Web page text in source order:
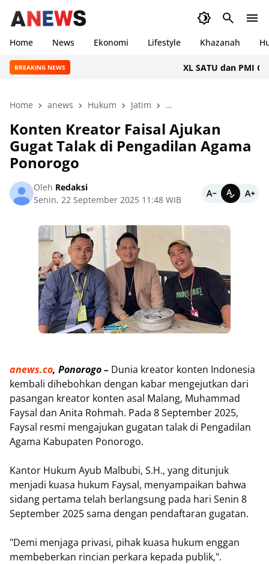
Home News Ekonomi Lifestyle Khazanah
BREAKING NEWS XL SATU dan PMI
Home anews Hukum Jatim Konten Kreator Faisal
Konten Kreator Faisal Ajukan
Gugat Talak di Pengadilan Agama
Ponorogo
Oleh Redaksi
Senin, 22 September 2025 11:48 WIB
anews.co, Ponorogo – Dunia kreator konten Indonesia
kembali dihebohkan dengan kabar mengejutkan dari
pasangan kreator konten asal Malang, Muhammad
Faysal dan Anita Rohmah. Pada 8 September 2025,
Faysal resmi mengajukan gugatan talak di Pengadilan
Agama Kabupaten Ponorogo.
Kantor Hukum Ayub Malbubi, S.H., yang ditunjuk
menjadi kuasa hukum Faysal, menyampaikan bahwa
sidang pertama telah berlangsung pada hari Senin 8
September 2025 sama dengan pendaftaran gugatan.
"Demi menjaga privasi, pihak kuasa hukum enggan
membeberkan rincian perkara kepada publik,".